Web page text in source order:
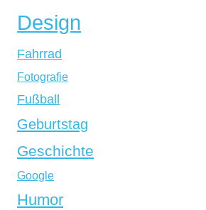
Design
Fahrrad
Fotografie
Fußball
Geburtstag
Geschichte
Google
Humor